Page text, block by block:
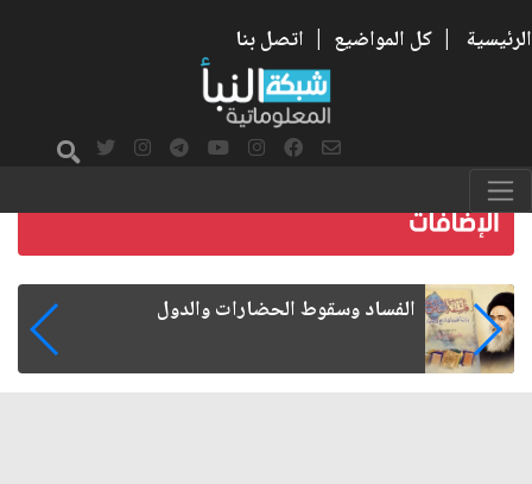
الرئيسية | كل المواضيع | اتصل بنا
رواتب الموظفين على صفيح ساخن